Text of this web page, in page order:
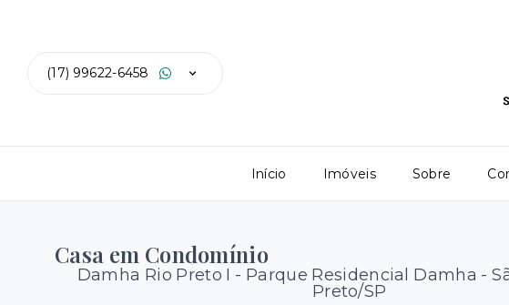
(17) 99622-6458
Início Imóveis Sobre
Casa em Condomínio
Damha Rio Preto I - Parque Residencial Damha -
Preto/SP